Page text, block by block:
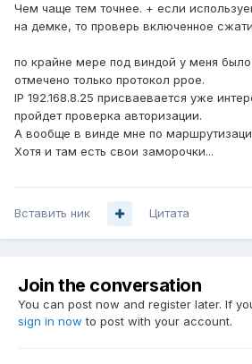
Чем чаще тем точнее. + если
на демке, то проверь включенное
по крайне мере под виндой у меня
отмечено только протокол ppoe.
IP 192.168.8.25 присваевается уже
пройдет проверка авторизации.
А вообще в винде мне по
Хотя и там есть свои заморочки...
Вставить ник Цитата
Join the conversation
You can post now and register later. If
sign in now to post with your account.